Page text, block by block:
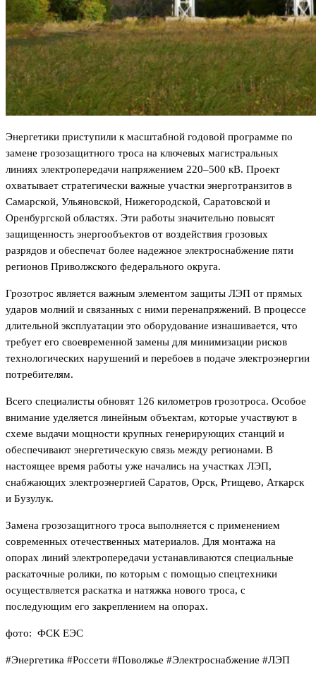
Энергетики приступили к масштабной годовой программе по
замене грозозащитного троса на ключевых магистральных
линиях электропередачи напряжением 220–500 кВ. Проект
охватывает стратегически важные участки энерготранзитов в
Самарской, Ульяновской, Нижегородской, Саратовской и
Оренбургской областях. Эти работы значительно повысят
защищенность энергообъектов от воздействия грозовых
разрядов и обеспечат более надежное электроснабжение пяти
регионов Приволжского федерального округа.
Грозотрос является важным элементом защиты ЛЭП от прямых
ударов молний и связанных с ними перенапряжений. В процессе
длительной эксплуатации это оборудование изнашивается, что
требует его своевременной замены для минимизации рисков
технологических нарушений и перебоев в подаче электроэнергии
потребителям.
Всего специалисты обновят 126 километров грозотроса. Особое
внимание уделяется линейным объектам, которые участвуют в
схеме выдачи мощности крупных генерирующих станций и
обеспечивают энергетическую связь между регионами. В
настоящее время работы уже начались на участках ЛЭП,
снабжающих электроэнергией Саратов, Орск, Ртищево, Аткарск
и Бузулук.
Замена грозозащитного троса выполняется с применением
современных отечественных материалов. Для монтажа на
опорах линий электропередачи устанавливаются специальные
раскаточные ролики, по которым с помощью спецтехники
осуществляется раскатка и натяжка нового троса, с
последующим его закреплением на опорах.
фото: ФСК ЕЭС
#Энергетика #Россети #Поволжье #Электроснабжение #ЛЭП